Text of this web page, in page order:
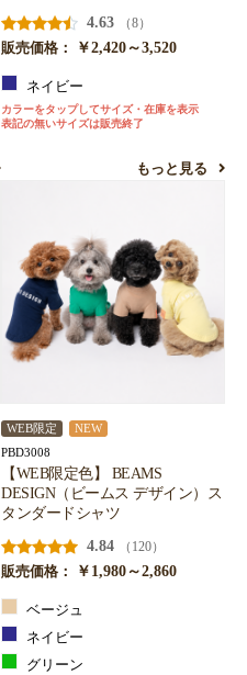
4.63
（8）
販売価格：
￥2,420～3,520
ネイビー
カラーをタップしてサイズ・在庫を表示
表記の無いサイズは販売終了
もっと見る
WEB限定 NEW
PBD3008
【WEB限定色】 BEAMS
DESIGN（ビームス デザイン）ス
タンダードシャツ
4.84
（120）
販売価格：
￥1,980～2,860
ベージュ
ネイビー
グリーン